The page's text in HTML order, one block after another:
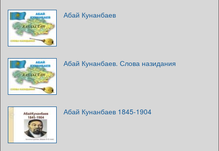
Абай Кунанбаев
Абай Кунанбаев. Слова назидания
Абай Кунанбаев 1845-1904